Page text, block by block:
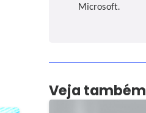
Microsoft.
Veja também